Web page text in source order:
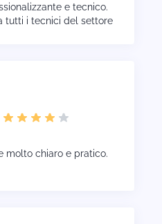
e tecnico.
tutti i tecnici del settore
molto chiaro e pratico.